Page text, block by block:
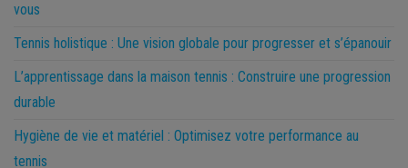
vous
Tennis holistique : Une vision globale pour progresser et s’épanouir
L’apprentissage dans la maison tennis : Construire une progression
durable
Hygiène de vie et matériel : Optimisez votre performance au
tennis